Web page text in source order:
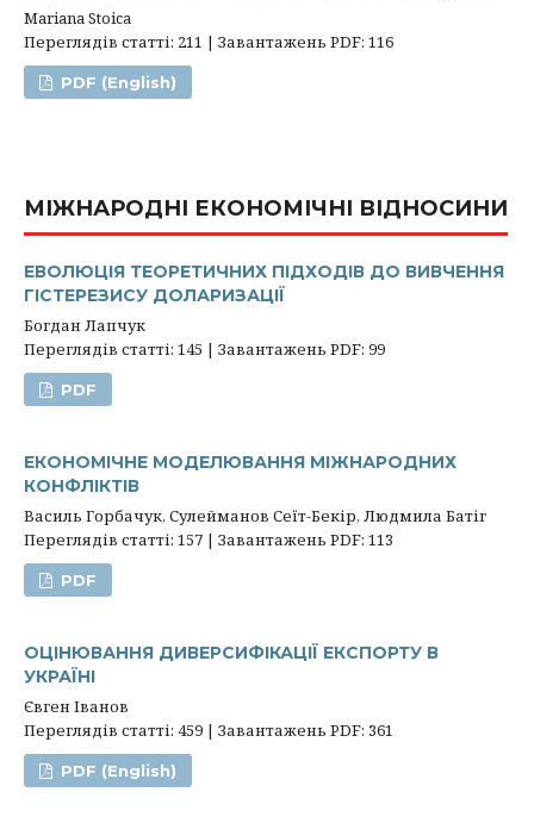
Mariana Stoica
Переглядів статті: 211 | Завантажень PDF: 116
PDF (English)
МІЖНАРОДНІ ЕКОНОМІЧНІ ВІДНОСИНИ
ЕВОЛЮЦІЯ ТЕОРЕТИЧНИХ ПІДХОДІВ ДО ВИВЧЕННЯ
ГІСТЕРЕЗИСУ ДОЛАРИЗАЦІЇ
Богдан Лапчук
Переглядів статті: 145 | Завантажень PDF: 99
PDF
ЕКОНОМІЧНЕ МОДЕЛЮВАННЯ МІЖНАРОДНИХ
КОНФЛІКТІВ
Василь Горбачук, Сулейманов Сеїт-Бекір, Людмила Батіг
Переглядів статті: 157 | Завантажень PDF: 113
PDF
ОЦІНЮВАННЯ ДИВЕРСИФІКАЦІЇ ЕКСПОРТУ В
УКРАЇНІ
Євген Іванов
Переглядів статті: 459 | Завантажень PDF: 361
PDF (English)